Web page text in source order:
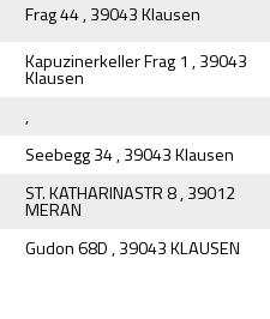
Frag 44 , 39043 Klausen
Kapuzinerkeller Frag 1 , 39043
Klausen
,
Seebegg 34 , 39043 Klausen
ST. KATHARINASTR 8 , 39012
MERAN
Gudon 68D , 39043 KLAUSEN